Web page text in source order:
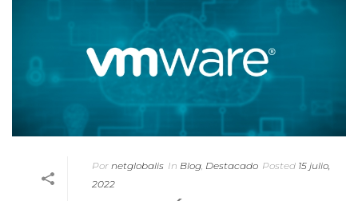
Por netglobalis In Blog Destacado Posted 15 julio,
2022